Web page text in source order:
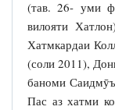
(тав. 26- уми
вилояти
Хатмкардаи
(соли 2011),
баноми
Пас аз хатми